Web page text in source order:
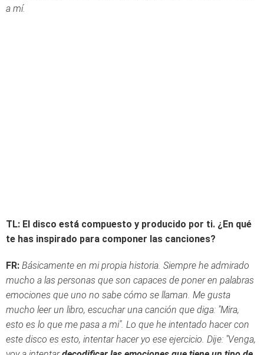
a mí.
TL: El disco está compuesto y producido por ti. ¿En qué
te has inspirado para componer las canciones?
FR: Básicamente en mi propia historia. Siempre he admirado
mucho a las personas que son capaces de poner en palabras
emociones que uno no sabe cómo se llaman. Me gusta
mucho leer un libro, escuchar una canción que diga: "Mira,
esto es lo que me pasa a mi". Lo que he intentado hacer con
este disco es esto, intentar hacer yo ese ejercicio. Dije: "Venga,